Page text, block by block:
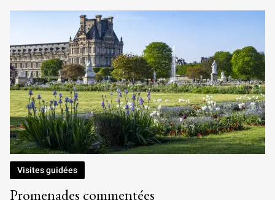
Promenades commentées
Visites guidées